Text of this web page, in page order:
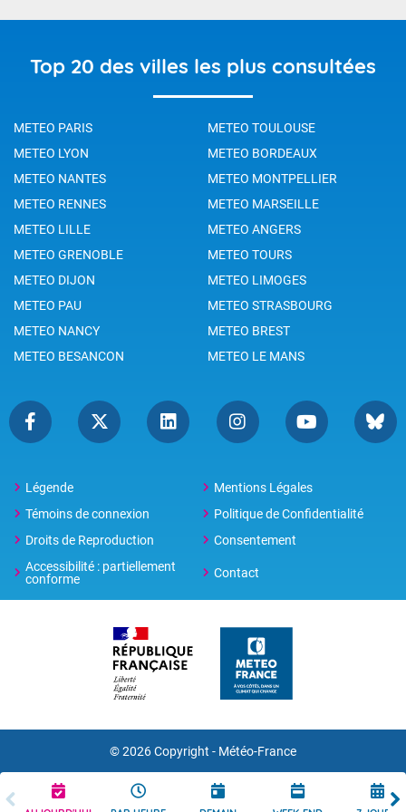
Top 20 des villes les plus consultées
METEO PARIS
METEO TOULOUSE
METEO LYON
METEO BORDEAUX
METEO NANTES
METEO MONTPELLIER
METEO RENNES
METEO MARSEILLE
METEO LILLE
METEO ANGERS
METEO GRENOBLE
METEO TOURS
METEO DIJON
METEO LIMOGES
METEO PAU
METEO STRASBOURG
METEO NANCY
METEO BREST
METEO BESANCON
METEO LE MANS
Légende
Mentions Légales
Témoins de connexion
Politique de Confidentialité
Droits de Reproduction
Consentement
Accessibilité : partiellement
conforme
Contact
© 2026 Copyright - Météo-France